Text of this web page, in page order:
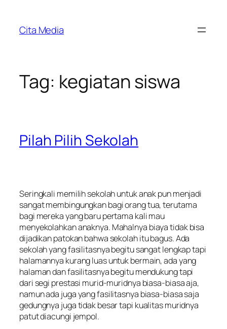
content
Cita Media
Tag: kegiatan siswa
Pilah Pilih Sekolah
Seringkali memilih sekolah untuk anak pun menjadi
sangat membingungkan bagi orang tua, terutama
bagi mereka yang baru pertama kali mau
menyekolahkan anaknya. Mahalnya biaya tidak bisa
dijadikan patokan bahwa sekolah itu bagus. Ada
sekolah yang fasilitasnya begitu sangat lengkap tapi
halamannya kurang luas untuk bermain, ada yang
halaman dan fasilitasnya begitu mendukung tapi
dari segi prestasi murid-muridnya biasa-biasa aja,
namun ada juga yang fasilitasnya biasa-biasa saja
gedungnya juga tidak besar tapi kualitas muridnya
patut diacungi jempol.